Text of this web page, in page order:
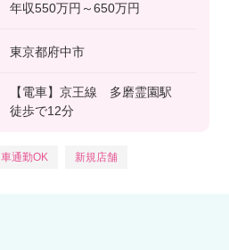
年収550万円～650万円
東京都府中市
【電車】京王線 多磨霊園駅
徒歩で12分
車通勤OK 新規店舗